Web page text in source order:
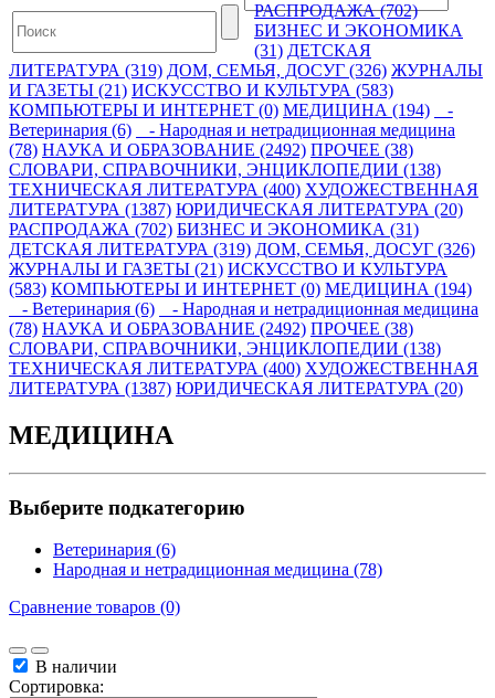
РАСПРОДАЖА (702)
БИЗНЕС И ЭКОНОМИКА
(31) ДЕТСКАЯ
ЛИТЕРАТУРА (319) ДОМ, СЕМЬЯ, ДОСУГ (326) ЖУРНАЛЫ
И ГАЗЕТЫ (21) ИСКУССТВО И КУЛЬТУРА (583)
КОМПЬЮТЕРЫ И ИНТЕРНЕТ (0) МЕДИЦИНА (194)
-
Ветеринария (6)
- Народная и нетрадиционная медицина
(78) НАУКА И ОБРАЗОВАНИЕ (2492) ПРОЧЕЕ (38)
СЛОВАРИ, СПРАВОЧНИКИ, ЭНЦИКЛОПЕДИИ (138)
ТЕХНИЧЕСКАЯ ЛИТЕРАТУРА (400) ХУДОЖЕСТВЕННАЯ
ЛИТЕРАТУРА (1387) ЮРИДИЧЕСКАЯ ЛИТЕРАТУРА (20)
РАСПРОДАЖА (702) БИЗНЕС И ЭКОНОМИКА (31)
ДЕТСКАЯ ЛИТЕРАТУРА (319) ДОМ, СЕМЬЯ, ДОСУГ (326)
ЖУРНАЛЫ И ГАЗЕТЫ (21) ИСКУССТВО И КУЛЬТУРА
(583) КОМПЬЮТЕРЫ И ИНТЕРНЕТ (0) МЕДИЦИНА (194)
- Ветеринария (6)
- Народная и нетрадиционная медицина
(78) НАУКА И ОБРАЗОВАНИЕ (2492) ПРОЧЕЕ (38)
СЛОВАРИ, СПРАВОЧНИКИ, ЭНЦИКЛОПЕДИИ (138)
ТЕХНИЧЕСКАЯ ЛИТЕРАТУРА (400) ХУДОЖЕСТВЕННАЯ
ЛИТЕРАТУРА (1387) ЮРИДИЧЕСКАЯ ЛИТЕРАТУРА (20)
МЕДИЦИНА
Выберите подкатегорию
Ветеринария (6)
Народная и нетрадиционная медицина (78)
Сравнение товаров (0)
В наличии
Сортировка: